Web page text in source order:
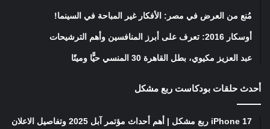
مُنع من العرض في مصر: الأفكار غير المباحة في السينما!
أوسكار 2016: تعرف على أبرز المنافسين وأهم الترشيحات
عبد العزيز مكيوي، بطل القاهرة 30 المنسي حيًّا وميتًا
أحدث حلقات بودكاست ربع مشكل
iPhone 17 ربع مشكل | أهم أحداث مؤتمر آبل 2025 وتفاصيل الاعلان